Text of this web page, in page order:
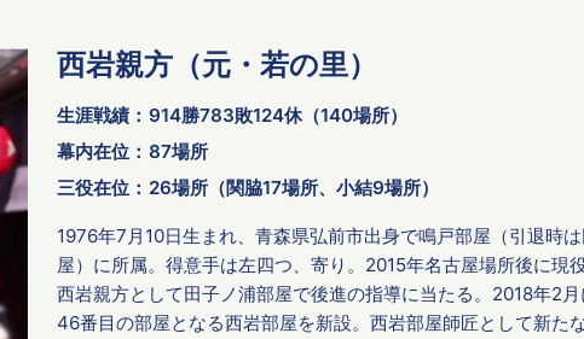
西岩親方（元・若の里）
生涯戦績： 914勝783敗124休（140場所）
幕内在位： 87場所
三役在位： 26場所（関脇17場所、小結9場所）
1976年7月10日生まれ、青森県弘前市出身で鳴戸部屋（引退時
屋）に所属。得意手は左四つ、寄り。2015年名古屋場所後に現役
西岩親方として田子ノ浦部屋で後進の指導に当たる。2018年2月
46番目の部屋となる西岩部屋を新設。西岩部屋師匠として新た